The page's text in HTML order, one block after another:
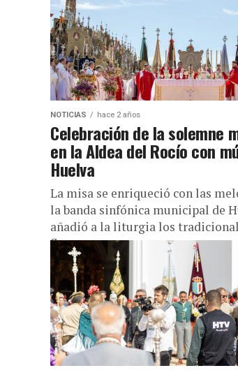
NOTICIAS hace 2 años
Celebración de la solemne
en la Aldea del Rocío con
Huelva
La misa se enriqueció con las
la banda sinfónica municipal de
añadió a la liturgia los
flamencos, en...